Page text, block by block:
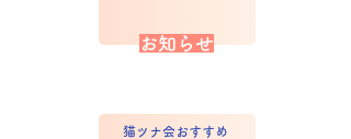
お知らせ
猫ツナ会おすすめ